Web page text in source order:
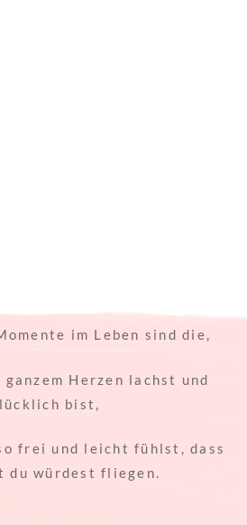
im Leben sind die,
ganzem Herzen lachst und
bist,
frei und leicht fühlst, dass
du würdest fliegen.